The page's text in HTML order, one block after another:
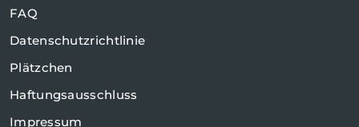
FAQ
Datenschutzrichtlinie
Plätzchen
Haftungsausschluss
Impressum